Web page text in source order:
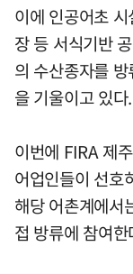
이에 인공어초
장 등 서식기반
의 수산종자를
을 기울이고 있다.
이번에 FIRA 제
어업인들이 선호
해당 어촌계에서
접 방류에 참여한